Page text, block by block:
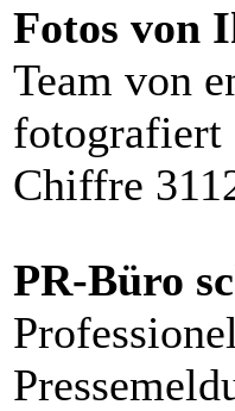
Fotos von
Team von
fotografiert
Chiffre
PR-Büro